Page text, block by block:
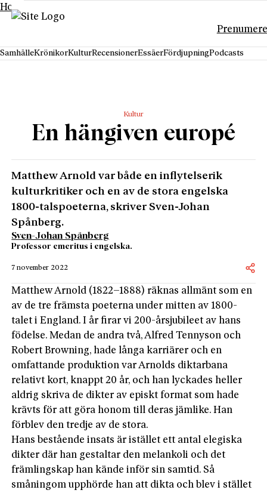
Hoppa till innehåll
SamhälleKrönikorKulturRecensionerEssäerFördjupningPodcasts
Kultur
En hängiven europé
Matthew Arnold var både en inflytelserik
kulturkritiker och en av de stora engelska
1800-talspoeterna, skriver Sven-Johan
Spånberg.
Sven-Johan Spånberg
Professor emeritus i engelska.
7 november 2022
Matthew Arnold (1822–1888) räknas allmänt som en
av de tre främsta poeterna under mitten av 1800-
talet i England. I år firar vi 200-årsjubileet av hans
födelse. Medan de andra två, Alfred Tennyson och
Robert Browning, hade långa karriä­rer och en
omfattande produktion var Arnolds diktarbana
relativt kort, knappt 20 år, och han lyckades heller
aldrig skriva de dikter av episkt format som hade
krävts för att göra honom till deras jämlike. Han
förblev den tredje av de stora.
Hans bestående insats är istället ett antal elegiska
dikter där han gestaltar den melankoli och det
främlingskap han kände inför sin samtid. Så
småningom upphörde han att dikta och blev i stället